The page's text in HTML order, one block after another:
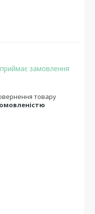
замовлення
товару